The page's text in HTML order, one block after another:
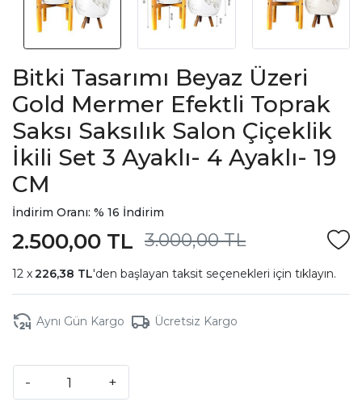
Bitki Tasarımı Beyaz Üzeri
Gold Mermer Efektli Toprak
Saksı Saksılık Salon Çiçeklik
İkili Set 3 Ayaklı- 4 Ayaklı- 19
CM
İndirim Oranı: % 16 İndirim
3.000,00 TL
2.500,00 TL
226,38 TL'den başlayan taksit seçenekleri için tıklayın.
Aynı Gün Kargo Ücretsiz Kargo
- +